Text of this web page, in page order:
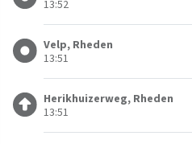
13:52
Velp, Rheden
13:51
Herikhuizerweg, Rheden
13:51